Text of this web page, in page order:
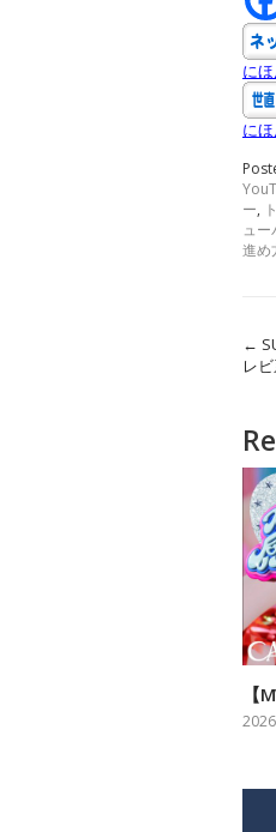
に
に
ー,
ュー
進め
←
レ
【